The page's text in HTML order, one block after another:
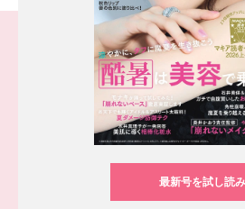
最新号を試し読み